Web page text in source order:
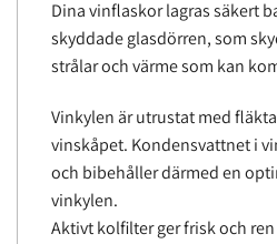
Dina vinflaskor lagras säkert
skyddade glasdörren, som
strålar och värme som kan
Vinkylen är utrustat med
vinskåpet. Kondensvattnet i
och bibehåller därmed en
vinkylen.
Aktivt kolfilter ger frisk och